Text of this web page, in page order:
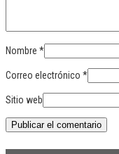
Nombre *
Correo electrónico *
Sitio web